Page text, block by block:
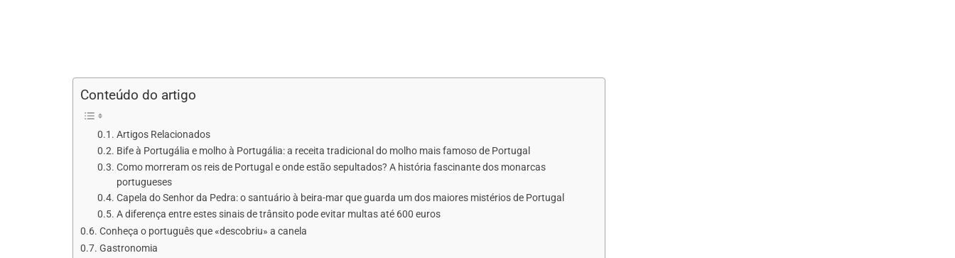
Conteúdo do artigo
Artigos Relacionados
Bife à Portugália e molho à Portugália: a receita tradicional do molho mais famoso de Portugal
Como morreram os reis de Portugal e onde estão sepultados? A história fascinante dos monarcas
portugueses
Capela do Senhor da Pedra: o santuário à beira-mar que guarda um dos maiores mistérios de Portugal
A diferença entre estes sinais de trânsito pode evitar multas até 600 euros
Conheça o português que «descobriu» a canela
Gastronomia